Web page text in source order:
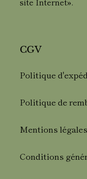
CGV
Politique
Politique de
Mentions légales
Conditions